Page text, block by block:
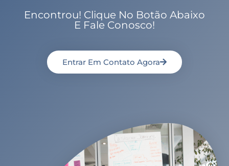
Encontrou! Clique No Botão Abaixo
E Fale Conosco!
Entrar Em Contato Agora